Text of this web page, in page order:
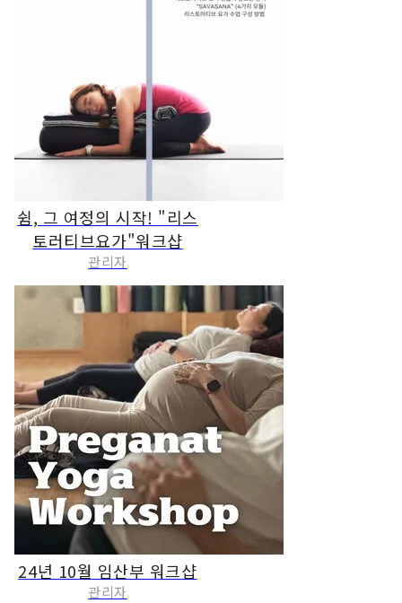
쉼, 그 여정의 시작! "리스
토러티브요가"워크샵
관리자
24년 10월 임산부 워크샵
관리자